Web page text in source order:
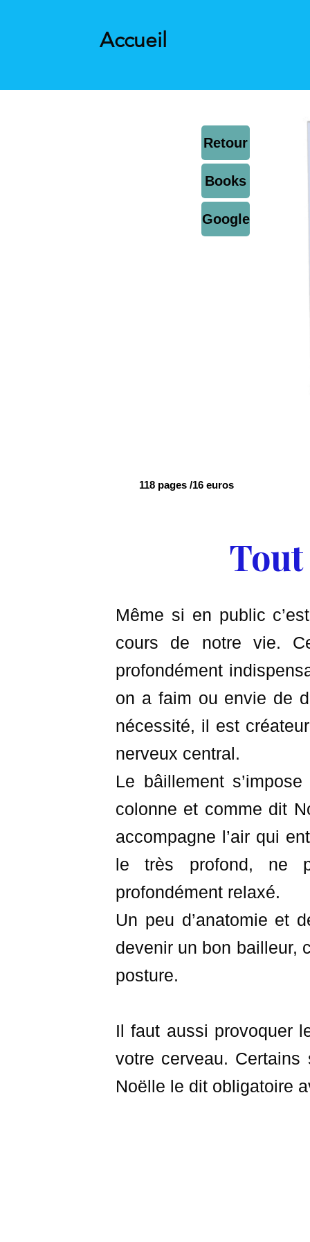
Accueil
Retour
Books
Google
Même si en public
cours de notre vie.
profondément
on a faim ou envie de
nécessité, il est
nerveux central.
Le bâillement
colonne et comme dit
accompagne l’air qui
le très profond, ne
profondément relaxé.
Un peu d’anatomie et
devenir un bon bailleur,
posture.
Il faut aussi provoquer
votre cerveau.
Noëlle le dit obligatoire
118 pages /16 euros